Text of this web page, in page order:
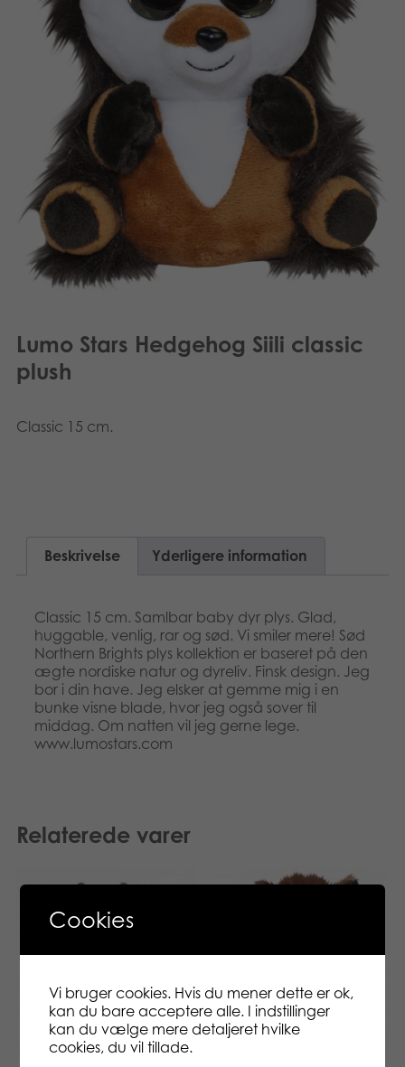
Bøger
Applikationer
Arkiverede produkter
Suomi
Nederlands
Français
Norsk
Polski
Svenska
Lumo Stars Hedgehog Siili classic
plush
Classic 15 cm.
Beskrivelse Yderligere information
Classic 15 cm. Samlbar baby dyr plys. Glad,
huggable, venlig, rar og sød. Vi smiler mere! Sød
Northern Brights plys kollektion er baseret på den
ægte nordiske natur og dyreliv. Finsk design. Jeg
bor i din have. Jeg elsker at gemme mig i en
bunke visne blade, hvor jeg også sover til
middag. Om natten vil jeg gerne lege.
www.lumostars.com
Relaterede varer
Cookies
Vi bruger cookies. Hvis du mener dette er ok,
kan du bare acceptere alle. I indstillinger
kan du vælge mere detaljeret hvilke
cookies, du vil tillade.